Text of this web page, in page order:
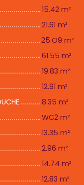
15.42 m²
21.61 m²
25.O9 m²
61.55 m²
19.83 m²
12.91 m²
8.35 m²
WC2 m²
13.35 m²
2.96 m²
14.74 m²
12.83 m²